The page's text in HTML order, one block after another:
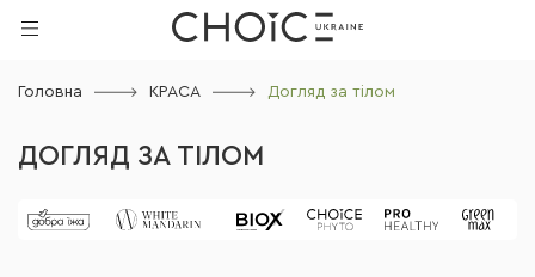
Головна КРАСА Догляд за тілом
ДОГЛЯД ЗА ТІЛОМ